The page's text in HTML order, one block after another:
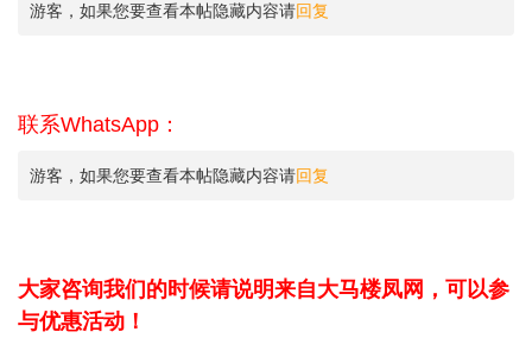
游客，如果您要查看本帖隐藏内容请回复
联系WhatsApp：
游客，如果您要查看本帖隐藏内容请回复
大家咨询我们的时候请说明来自大马楼凤网，可以参
与优惠活动！